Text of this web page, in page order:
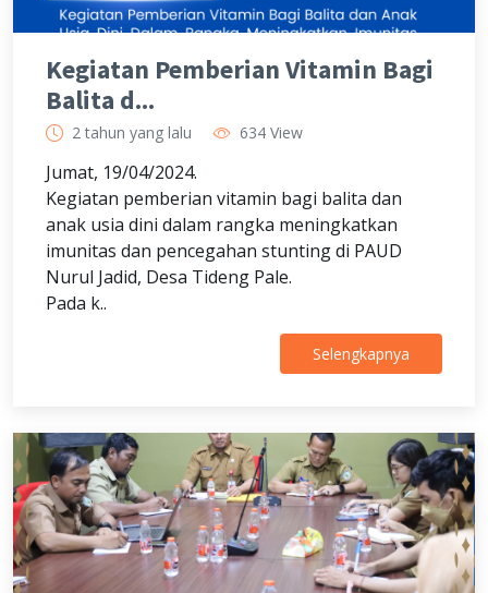
Kegiatan Pemberian Vitamin Bagi
Balita d...
2 tahun yang lalu 634 View
Jumat, 19/04/2024.
Kegiatan pemberian vitamin bagi balita dan
anak usia dini dalam rangka meningkatkan
imunitas dan pencegahan stunting di PAUD
Nurul Jadid, Desa Tideng Pale.
Pada k..
Selengkapnya